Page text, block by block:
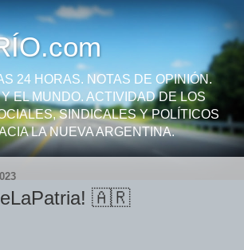
24 HORAS. NOTAS DE OPINIÓN.
EL MUNDO. ACTIVIDAD DE LOS
SINDICALES Y POLÍTICOS
LA NUEVA ARGENTINA.
🇦🇷